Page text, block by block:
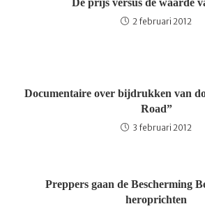
De prijs versus de waarde
2 februari 2012
Documentaire over bijdrukken van
Road”
3 februari 2012
Preppers gaan de Bescherming
heroprichten